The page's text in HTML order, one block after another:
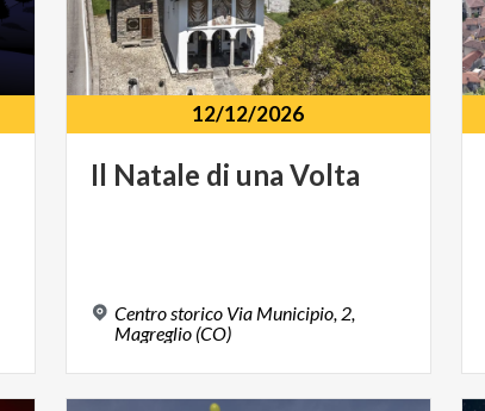
12/12/2026
Il Natale di una Volta
Centro storico Via Municipio, 2,
Magreglio (CO)